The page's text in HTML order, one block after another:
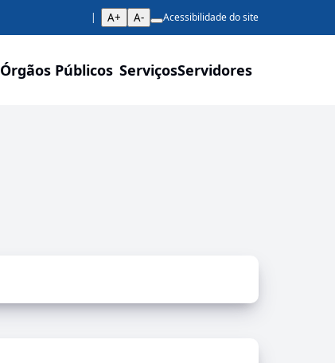
A+ A- Acessibilidade do site
Órgãos Públicos ServiçosServidores